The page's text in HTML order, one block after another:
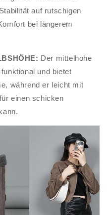
auf rutschigen
bei längerem
Der mittelhohe
und bietet
während er leicht mit
einen schicken